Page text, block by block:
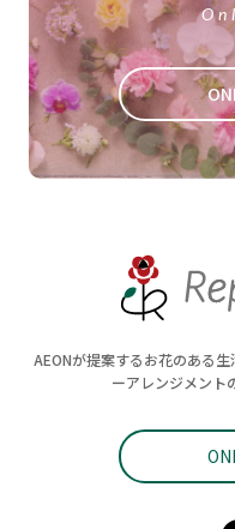
AEONが提案するお花のある
ーアレンジメント